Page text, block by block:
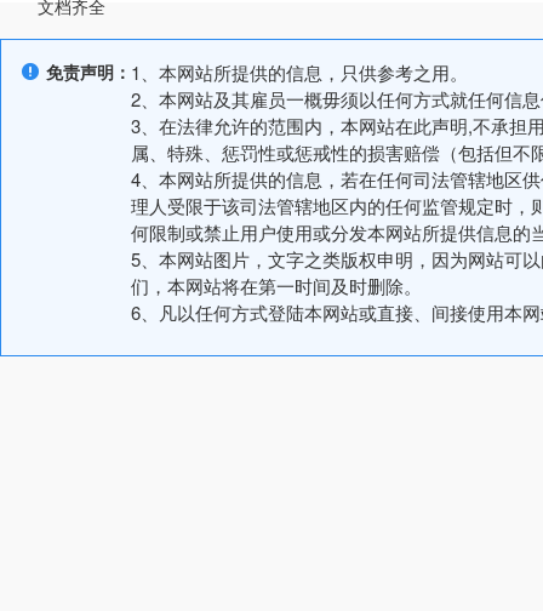
免责声明： 1、本网站所提供的信息，只供参考之用。
2、本网站及其雇员一概毋须以任何方式就任何信
3、在法律允许的范围内，本网站在此声明,不承担
属、特殊、惩罚性或惩戒性的损害赔偿（包括但
4、本网站所提供的信息，若在任何司法管辖地区
理人受限于该司法管辖地区内的任何监管规定时
何限制或禁止用户使用或分发本网站所提供信息的
5、本网站图片，文字之类版权申明，因为网站可
们，本网站将在第一时间及时删除。
6、凡以任何方式登陆本网站或直接、间接使用本